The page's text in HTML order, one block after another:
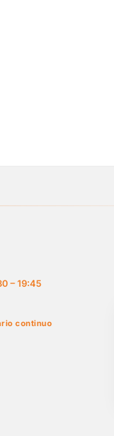
– 19:45
continuo